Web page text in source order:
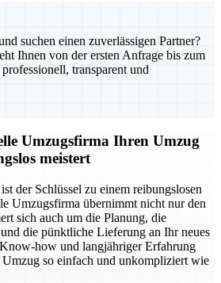
suchen einen zuverlässigen Partner?
Ihnen von der ersten Anfrage bis zum
transparent und
Umzugsfirma Ihren Umzug
meistert
der Schlüssel zu einem reibungslosen
Umzugsfirma übernimmt nicht nur den
sich auch um die Planung, die
die pünktliche Lieferung an Ihr neues
how und langjähriger Erfahrung
so einfach und unkompliziert wie